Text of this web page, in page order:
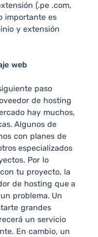
(.pe .com,
importante es
y extensión
web
paso
de hosting
hay muchos,
Algunos de
con planes de
especializados
Por lo
tu proyecto, la
de hosting que a
problema. Un
grandes
un servicio
En cambio, un